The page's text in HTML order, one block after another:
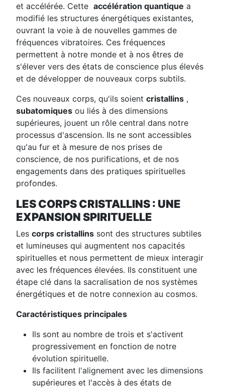
et accélérée. Cette accélération quantique a
modifié les structures énergétiques existantes,
ouvrant la voie à de nouvelles gammes de
fréquences vibratoires. Ces fréquences
permettent à notre monde et à nos êtres de
s'élever vers des états de conscience plus élevés
et de développer de nouveaux corps subtils.
Ces nouveaux corps, qu'ils soient cristallins ,
subatomiques ou liés à des dimensions
supérieures, jouent un rôle central dans notre
processus d'ascension. Ils ne sont accessibles
qu'au fur et à mesure de nos prises de
conscience, de nos purifications, et de nos
engagements dans des pratiques spirituelles
profondes.
LES CORPS CRISTALLINS : UNE
EXPANSION SPIRITUELLE
Les corps cristallins sont des structures subtiles
et lumineuses qui augmentent nos capacités
spirituelles et nous permettent de mieux interagir
avec les fréquences élevées. Ils constituent une
étape clé dans la sacralisation de nos systèmes
énergétiques et de notre connexion au cosmos.
Caractéristiques principales
Ils sont au nombre de trois et s'activent
progressivement en fonction de notre
évolution spirituelle.
Ils facilitent l'alignement avec les dimensions
supérieures et l'accès à des états de